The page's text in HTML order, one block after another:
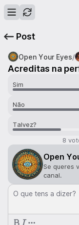
Post
Open Your Eyes/
Acreditas na
Sim
Não
Talvez?
8
Open
Se queres
canal.
O que tens a dizer?